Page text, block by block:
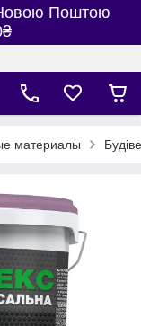
Поштою
материалы